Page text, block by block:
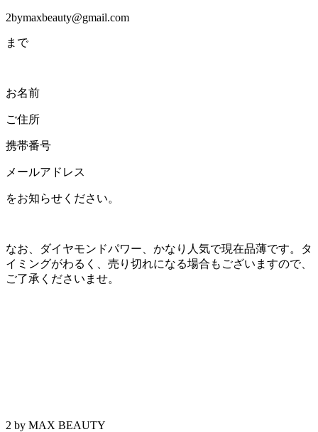
2bymaxbeauty@gmail.com
まで
お名前
ご住所
携帯番号
メールアドレス
をお知らせください。
なお、ダイヤモンドパワー、かなり人気で現在品薄です。タ
イミングがわるく、売り切れになる場合もございますので、
ご了承くださいませ。
2 by MAX BEAUTY